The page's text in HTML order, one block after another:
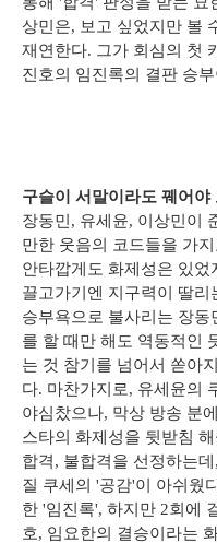
상민은, 보고 싶었지만 볼
재연한다. 그가 회심의 첫
진호의 임진록의 결판 승
구슬이 서말이라도 꿰어야
장동민, 유세윤, 이상민이
만한 웃음의 코드들을 가
안타깝게도 화제성은 있
끌고가기엔 지구력이 딸
승부욕으로 불사리는 장동
를 할 때만 해도 역동적인
는 것 참기를 넘어서 쏟아
다. 마찬가지로, 유세윤의
야심찼으나, 막상 방송 분
스타의 화제성을 뒷받침
합격, 불합격을 선정하는
질 쿠세의 '공감'이 아쉬웠
한 '임진록', 하지만 2회에
호, 임요한의 결승이라는